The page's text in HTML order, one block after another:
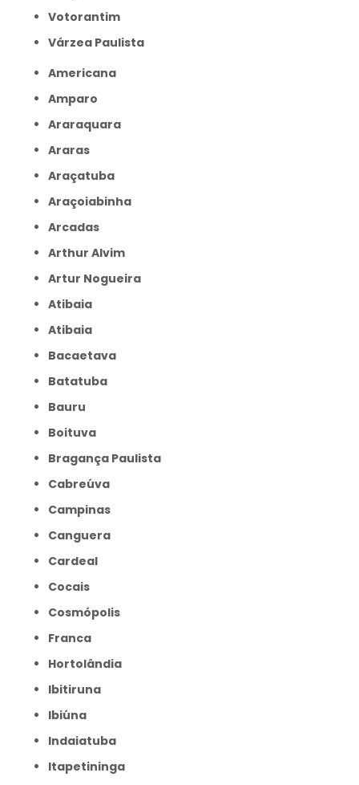
Votorantim
Várzea Paulista
Americana
Amparo
Araraquara
Araras
Araçatuba
Araçoiabinha
Arcadas
Arthur Alvim
Artur Nogueira
Atibaia
Atibaia
Bacaetava
Batatuba
Bauru
Boituva
Bragança Paulista
Cabreúva
Campinas
Canguera
Cardeal
Cocais
Cosmópolis
Franca
Hortolândia
Ibitiruna
Ibiúna
Indaiatuba
Itapetininga